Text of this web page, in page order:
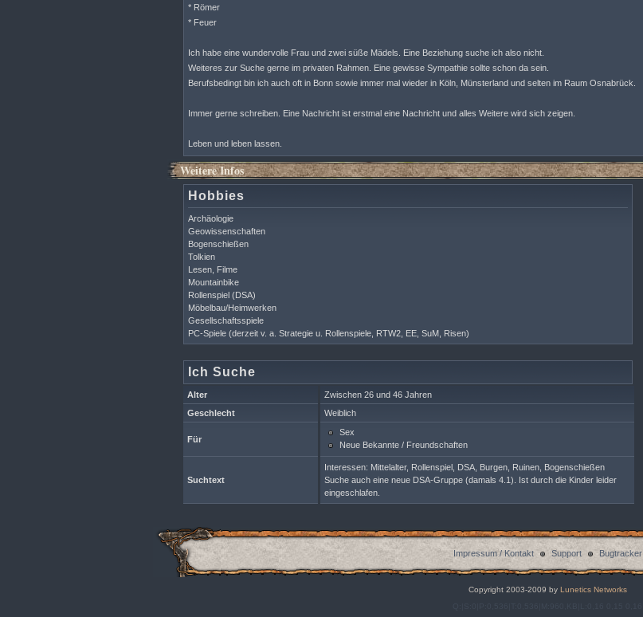
* Römer
* Feuer
Ich habe eine wundervolle Frau und zwei süße Mädels. Eine Beziehung suche ich also nicht.
Weiteres zur Suche gerne im privaten Rahmen. Eine gewisse Sympathie sollte schon da sein.
Berufsbedingt bin ich auch oft in Bonn sowie immer mal wieder in Köln, Münsterland und selten im Raum Osnabrück.
Immer gerne schreiben. Eine Nachricht ist erstmal eine Nachricht und alles Weitere wird sich zeigen.
Leben und leben lassen.
Weitere Infos
Hobbies
Archäologie
Geowissenschaften
Bogenschießen
Tolkien
Lesen, Filme
Mountainbike
Rollenspiel (DSA)
Möbelbau/Heimwerken
Gesellschaftsspiele
PC-Spiele (derzeit v. a. Strategie u. Rollenspiele, RTW2, EE, SuM, Risen)
Ich Suche
Alter
Zwischen 26 und 46 Jahren
Geschlecht
Weiblich
Für
Sex
Neue Bekannte / Freundschaften
Suchtext
Interessen: Mittelalter, Rollenspiel, DSA, Burgen, Ruinen, Bogenschießen
Suche auch eine neue DSA-Gruppe (damals 4.1). Ist durch die Kinder leider
eingeschlafen.
Impressum / Kontakt Support Bugtracker
Copyright 2003-2009 byLunetics Networks